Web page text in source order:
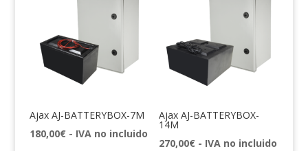
Ajax AJ-BATTERYBOX-7M
180,00€ - IVA no incluido
Ajax AJ-BATTERYBOX-
14M
270,00€ - IVA no incluido